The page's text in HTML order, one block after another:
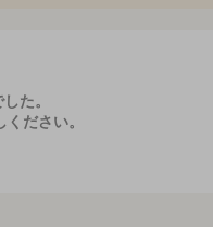
た。
ださい。